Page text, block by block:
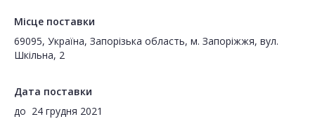
Місце поставки
69095, Україна, Запорізька область, м. Запоріжжя, вул.
Шкільна, 2
Дата поставки
до 24 грудня 2021